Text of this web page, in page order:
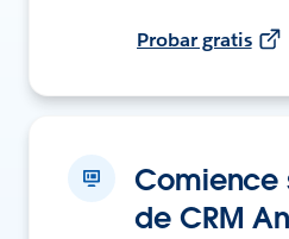
Probar gratis
Comience
de CRM